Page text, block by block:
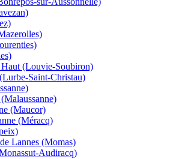
(Louvie-Soubiron)
Saint-Christau)
(Maucor)
(Méracq)
Lannes (Momas)
Audiracq)